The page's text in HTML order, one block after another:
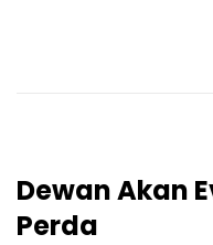
Dewan Akan
Perda